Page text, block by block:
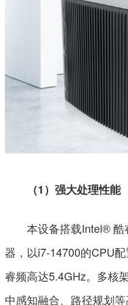
（1）强大处理性能
本设备搭载Intel® 酷
器，以i7-14700的CPU
睿频高达5.4GHz。多核
中感知融合、路径规划